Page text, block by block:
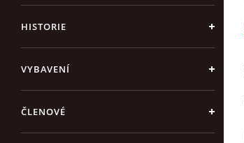
HISTORIE
VYBAVENÍ
ČLENOVÉ